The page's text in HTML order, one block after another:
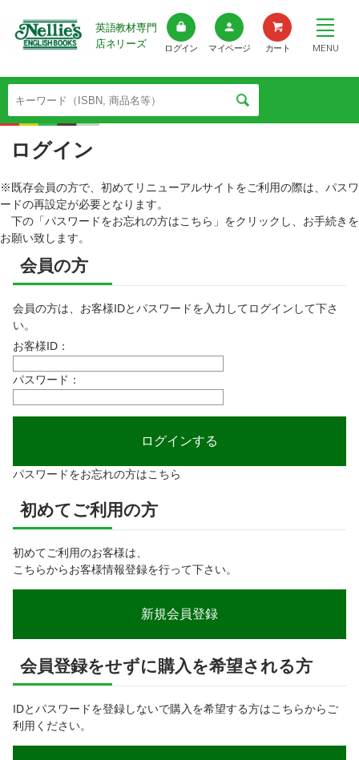
英語教材専門
店ネリーズ
ログイン マイページ カート MENU
ログイン
※既存会員の方で、初めてリニューアルサイトをご利用の際は、パスワ
ードの再設定が必要となります。
下の「パスワードをお忘れの方はこちら」をクリックし、お手続きを
お願い致します。
会員の方
会員の方は、お客様IDとパスワードを入力してログインして下さ
い。
お客様ID：
パスワード：
パスワードをお忘れの方はこちら
初めてご利用の方
初めてご利用のお客様は、
こちらからお客様情報登録を行って下さい。
会員登録をせずに購入を希望される方
IDとパスワードを登録しないで購入を希望する方はこちらからご
利用ください。